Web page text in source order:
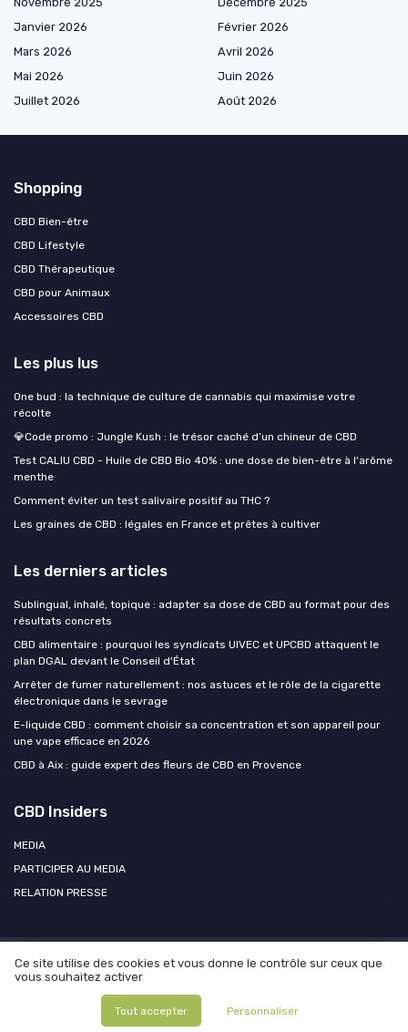
Janvier 2026
Février 2026
Mars 2026
Avril 2026
Mai 2026
Juin 2026
Juillet 2026
Août 2026
Shopping
CBD Bien-être
CBD Lifestyle
CBD Thérapeutique
CBD pour Animaux
Accessoires CBD
Les plus lus
One bud : la technique de culture de cannabis qui maximise votre
récolte
💎Code promo : Jungle Kush : le trésor caché d’un chineur de CBD
Test CALIU CBD - Huile de CBD Bio 40% : une dose de bien-être à l'arôme
menthe
Comment éviter un test salivaire positif au THC ?
Les graines de CBD : légales en France et prêtes à cultiver
Les derniers articles
Sublingual, inhalé, topique : adapter sa dose de CBD au format pour des
résultats concrets
CBD alimentaire : pourquoi les syndicats UIVEC et UPCBD attaquent le
plan DGAL devant le Conseil d'État
Arrêter de fumer naturellement : nos astuces et le rôle de la cigarette
électronique dans le sevrage
E-liquide CBD : comment choisir sa concentration et son appareil pour
une vape efficace en 2026
CBD à Aix : guide expert des fleurs de CBD en Provence
CBD Insiders
MEDIA
PARTICIPER AU MEDIA
RELATION PRESSE
Mentions légales Politique de confidentialité
Participer au
média ?
© CBD Insiders 2026
Ce site utilise des cookies et vous donne le contrôle sur ceux que
vous souhaitez activer
Tout accepter Personnaliser